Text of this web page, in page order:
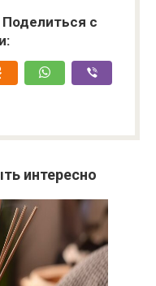
с
интересно